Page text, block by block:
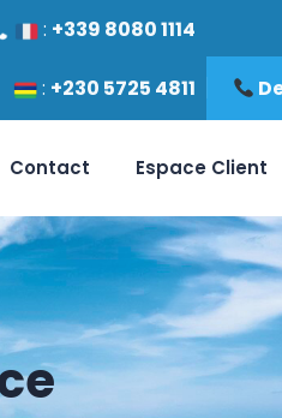
: +339 8080 1114
: +230 5725 4811
Contact Espace Client